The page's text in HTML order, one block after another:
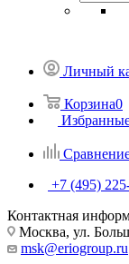
Личный
Корзина0
+7 (495)
Контактная
Москва, ул.
msk@eriogroup.ru